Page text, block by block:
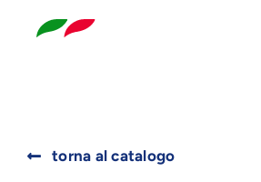
torna al catalogo
for: